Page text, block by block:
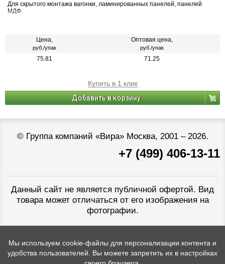
Для скрытого монтажа вагонки, ламинированных панелей, панелей
МДФ.
Цена,
руб./упак
Оптовая цена,
руб./упак
75.81 71.25
Купить в 1 клик
Добавить в корзину
© Группа компаний «Вира»Москва, 2001 – 2026.
+7 (499) 406-13-11
Данный сайт не является публичной офертой. Вид
товара может отличаться от его изображения на
фотографии.
Мы используем cookie-файлы для персонализации контента и
удобства пользователей. Вы можете запретить их в настройках